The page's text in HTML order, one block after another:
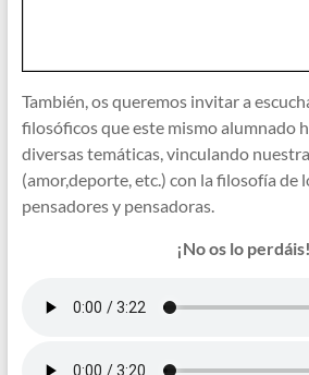
También, os queremos invitar a
filosóficos que este mismo alumnado
diversas temáticas, vinculando
(amor,deporte, etc.) con la filosofía de
pensadores y pensadoras.
¡No os lo perdáis!